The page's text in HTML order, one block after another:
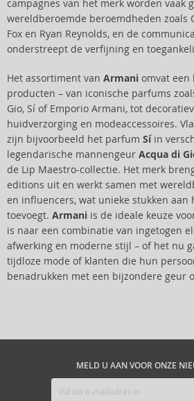
campagnes van het merk worden vaak
wereldberoemde beroemdheden zoals
Fox en Ryan Reynolds, en de
onderstreept de verfijning en
Het assortiment van Armani omvat een
producten – van iconische parfums
Gio, Sí of Emporio Armani, tot
huidverzorging en modeaccessoires.
zijn bijvoorbeeld het parfum Síin
legendarische mannengeur Acqua di
de Lip Maestro-collectie. Het merk
editions uit en werkt samen met
en influencers, wat unieke stukken aan
toevoegt. Armani is de ideale keuze
is naar een combinatie van ingetogen
afwerking en moderne stijl – of het nu
tijdloze mode of klanten die hun
benadrukken met een bijzondere geur
MELD U AAN VOOR ONZE